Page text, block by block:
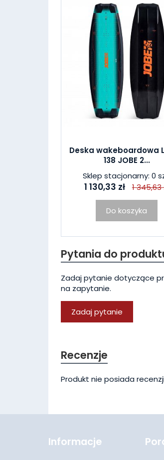
Deska wakeboardowa
138 JOBE 2...
Sklep stacjonarny: 0
1 130,33 zł 1 345,63
Do koszyka
Pytania do
Zadaj pytanie dotyczące
na zapytanie.
Zadaj pytanie
Recenzje
Produkt nie posiada
Informacje